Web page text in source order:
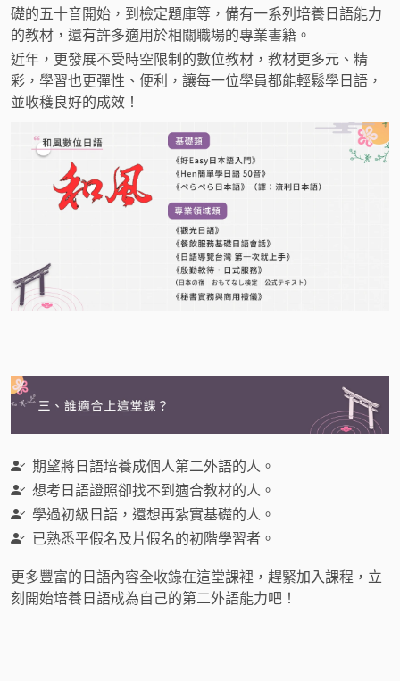
礎的五十音開始，到檢定題庫等，備有一系列培養日語能力
的教材，還有許多適用於相關職場的專業書籍。
近年，更發展不受時空限制的數位教材，教材更多元、精
彩，學習也更彈性、便利，讓每一位學員都能輕鬆學日語，
並收穫良好的成效！
期望將日語培養成個人第二外語的人。
想考日語證照卻找不到適合教材的人。
學過初級日語，還想再紮實基礎的人。
已熟悉平假名及片假名的初階學習者。
更多豐富的日語內容全收錄在這堂課裡，趕緊加入課程，立
刻開始培養日語成為自己的第二外語能力吧！